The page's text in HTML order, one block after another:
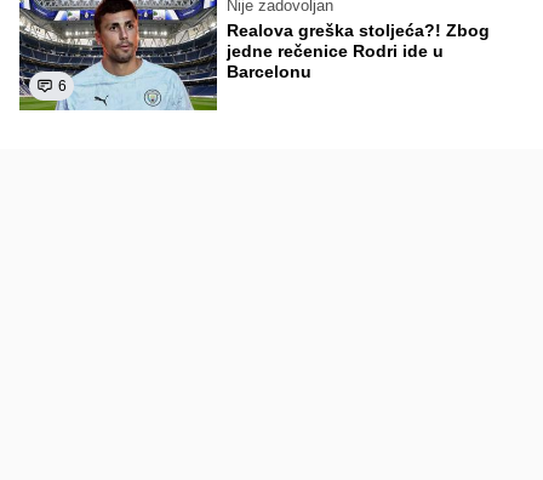
6
Nije zadovoljan
Realova greška stoljeća?! Zbog
jedne rečenice Rodri ide u
Barcelonu